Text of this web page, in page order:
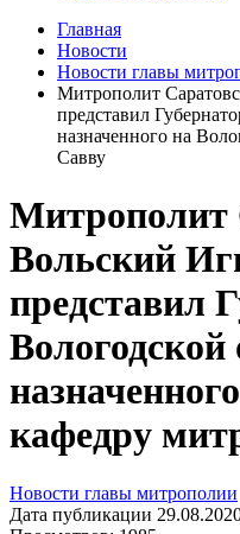
Главная
Новости
Новости главы
Митрополит
представил
назначенного на
Савву
Митрополит
Вольский
представил
Вологодской
кафедру
Новости главы митрополии
Дата публикации